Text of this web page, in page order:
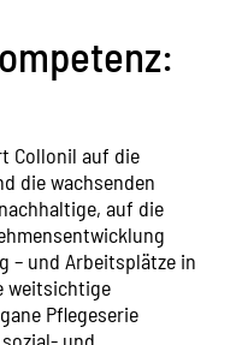
Collonil auf die
die wachsenden
auf die
– und Arbeitsplätze in
weitsichtige
Pflegeserie